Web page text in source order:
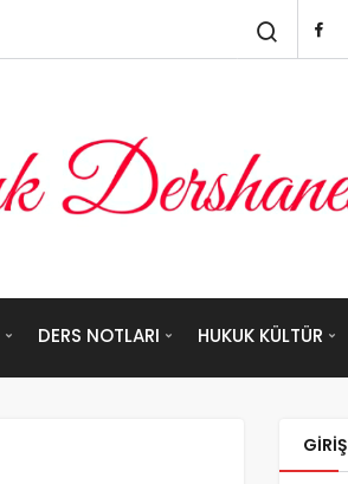
DERS NOTLARI HUKUK KÜLTÜR
GIRIŞ